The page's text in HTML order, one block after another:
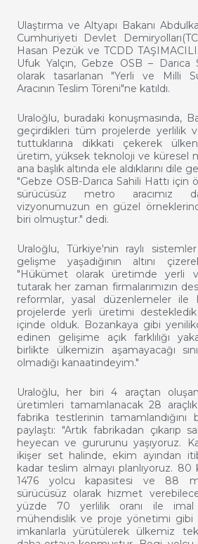
Ulaştırma ve Altyapı Bakanı
Cumhuriyeti Devlet
Hasan Pezük ve TCDD
Ufuk Yalçın, Gebze OSB –
olarak tasarlanan "Yerli ve Milli
Aracının Teslim Töreni"ne katıldı.
Uraloğlu, buradaki konuşmasında,
geçirdikleri tüm projelerde yerlilik
tuttuklarına dikkati çekerek
üretim, yüksek teknoloji ve küresel
ana başlık altında ele aldıklarını dile
"Gebze OSB-Darıca Sahili Hattı için
sürücüsüz metro aracımız
vizyonumuzun en güzel
biri olmuştur." dedi.
Uraloğlu, Türkiye'nin raylı
gelişme yaşadığının altını
"Hükümet olarak üretimde yerli
tutarak her zaman firmalarımızın
reformlar, yasal düzenlemeler ile
projelerde yerli üretimi
içinde olduk. Bozankaya gibi
edinen gelişime açık farklılığı
birlikte ülkemizin aşamayacağı
olmadığı kanaatindeyim."
Uraloğlu, her biri 4 araçtan
üretimleri tamamlanacak 28
fabrika testlerinin tamamlandığını
paylaştı: "Artık fabrikadan çıkarıp
heyecan ve gururunu yaşıyoruz.
ikişer set halinde, ekim ayından
kadar teslim almayı planlıyoruz. 80
1476 yolcu kapasitesi ve 88
sürücüsüz olarak hizmet
yüzde 70 yerlilik oranı ile imal
mühendislik ve proje yönetimi gibi
imkanlarla yürütülerek ülkemiz